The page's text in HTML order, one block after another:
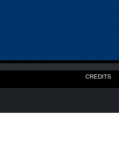
CREDITS